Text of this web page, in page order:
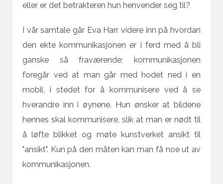
eller er det betrakteren hun henvender seg til?
I vår samtale går Eva Harr videre inn på hvordan
den ekte kommunikasjonen er i ferd med å bli
ganske så fraværende; kommunikasjonen
foregår ved at man går med hodet ned i en
mobil, i stedet for å kommunisere ved å se
hverandre inn i øynene. Hun ønsker at bildene
hennes skal kommunisere, slik at man er nødt til
å løfte blikket og møte kunstverket ansikt til
"ansikt". Kun på den måten kan man få noe ut av
kommunikasjonen.